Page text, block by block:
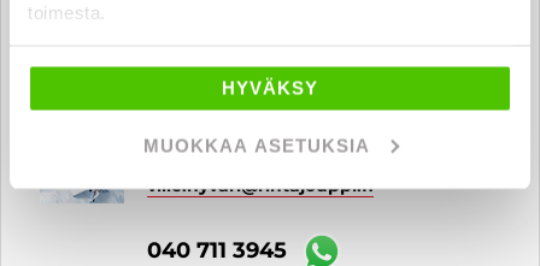
toimesta.
HYVÄKSY
MUOKKAA ASETUKSIA
Ville Hyväri
Automyyjä FI
ville.hyvari@rintajouppi.fi
040 711 3945